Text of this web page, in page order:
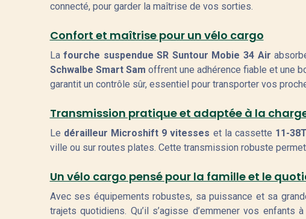
connecté, pour garder la maîtrise de vos sorties.
Confort et maîtrise pour un vélo cargo
Lafourche suspendue SR Suntour Mobie 34 Air
Schwalbe Smart Sam offrent une adhérence fiable et une
garantit un contrôle sûr, essentiel pour transporter vos
Transmission pratique et adaptée à la
Le dérailleur Microshift 9 vitesses et la cassette 11-38T
ville ou sur routes plates. Cette transmission robuste
Un vélo cargo pensé pour la famille et le
Avec ses équipements robustes, sa puissance et sa
trajets quotidiens. Qu’il s’agisse d’emmener vos